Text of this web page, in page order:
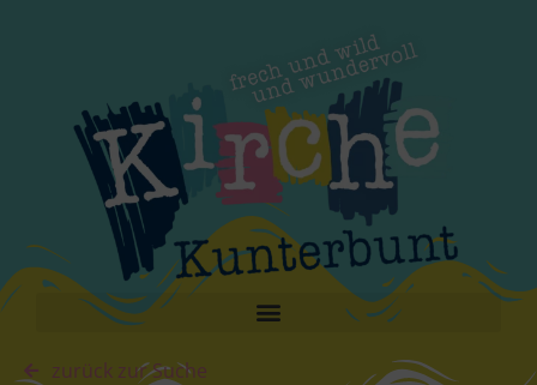
zurück zur Suche